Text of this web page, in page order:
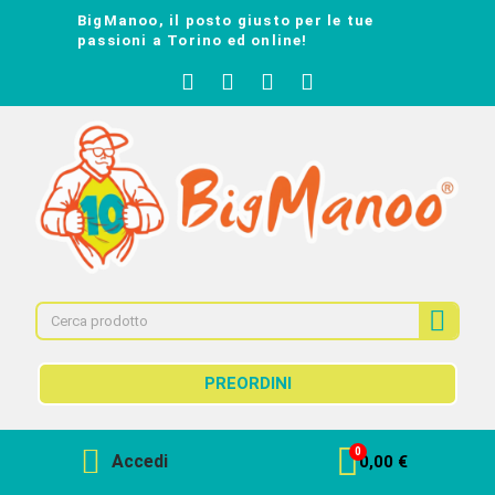
BigManoo, il posto giusto per le tue
passioni a Torino ed online!
PREORDINI
Accedi 0,00 €